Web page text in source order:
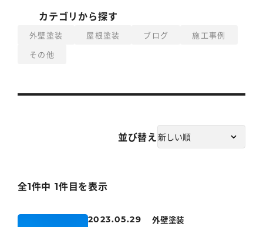
カテゴリから探す
外壁塗装 屋根塗装 ブログ
施工事例
その他
並び替え
全1件中 1件目を表示
2023.05.29 外壁塗装